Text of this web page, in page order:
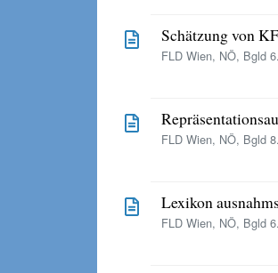
Schätzung von
FLD Wien, NÖ, Bgld
FLD Wien, NÖ, Bgld
Lexikon
FLD Wien, NÖ, Bgld